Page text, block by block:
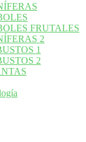
FRUTALES
2
1
2